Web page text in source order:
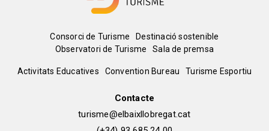
Menú
del
Consorci de Turisme
Destinació sostenible
Observatori de Turisme
Sala de premsa
Peu
Activitats Educatives Convention Bureau Turisme Esportiu
Contacte
turisme@elbaixllobregat.cat